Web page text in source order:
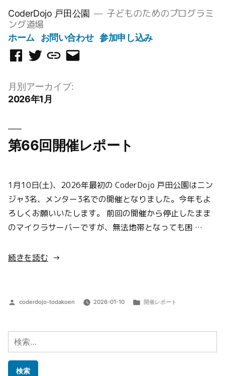
CoderDojo 戸田公園
子どものためのプログラミ
ング道場
ホーム お問い合わせ 参加申し込み
Facebook
ー
ジ
TwitterScratch
タ
ジ
メ
ル
月別アーカイブ:
2026年1月
第66回開催レポート
1月10日(土)、2026年最初の CoderDojo 戸田公園はニン
ジャ3名、メンター3名での開催となりました。今年もよ
ろしくお願いいたします。 前回の開催から停止したまま
のマイクラサーバーですが、無法地帯となっても困 …
“第
開
ポ
ー
ト”
続きを読む
投
coderdojo-todakoen 2026-01-10
カ
リ
開催レポート
検
索: